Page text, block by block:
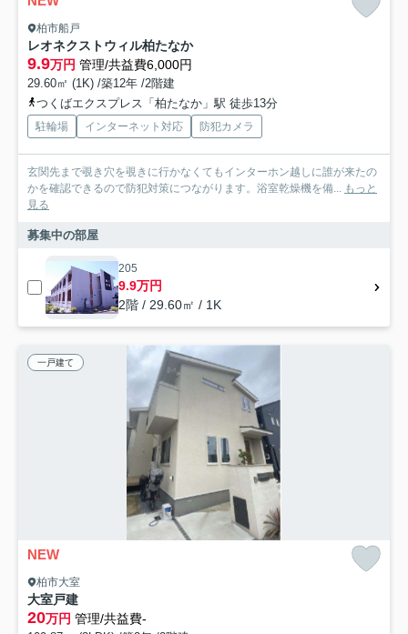
柏市船戸
レオネクストウィル柏たなか
9.9万円 管理/共益費6,000円
29.60㎡ (1K) /築12年 /2階建
つくばエクスプレス「柏たなか」駅 徒歩13分
駐輪場 インターネット対応 防犯カメラ
玄関先まで覗き穴を覗きに行かなくてもインターホン越しに誰が来たの
かを確認できるので防犯対策につながります。浴室乾燥機を備... もっと
見る
募集中の部屋
205
9.9万円
2階 / 29.60㎡ / 1K
一戸建て
NEW
柏市大室
大室戸建
20万円 管理/共益費-